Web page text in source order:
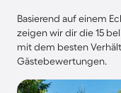
Basierend auf einem
zeigen wir dir die 15
mit dem besten
Gästebewertungen.